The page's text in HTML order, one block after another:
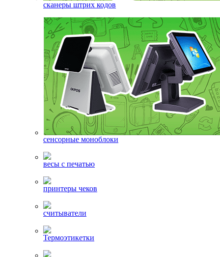
сканеры штрих кодов
сенсорные моноблоки
весы с печатью
принтеры чеков
считыватели
Термоэтикетки